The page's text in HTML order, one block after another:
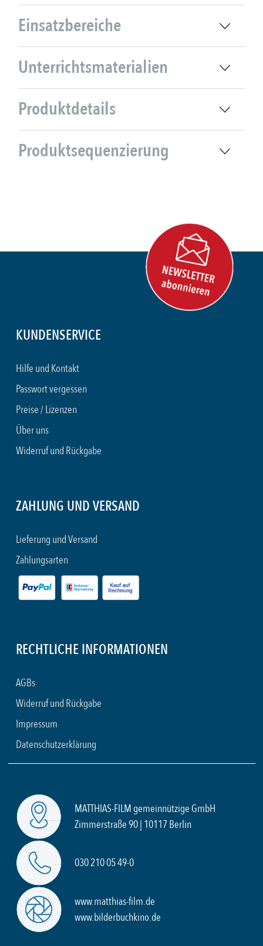
Einsatzbereiche
Unterrichtsmaterialien
Produktdetails
Produktsequenzierung
KUNDENSERVICE
Hilfe und Kontakt
Passwort vergessen
Preise / Lizenzen
Über uns
Widerruf und Rückgabe
ZAHLUNG UND VERSAND
Lieferung und Versand
Zahlungsarten
RECHTLICHE INFORMATIONEN
AGBs
Widerruf und Rückgabe
Impressum
Datenschutzerklärung
MATTHIAS-FILM gemeinnützige GmbH
Zimmerstraße 90 | 10117 Berlin
030 210 05 49-0
www.matthias-film.de
www.bilderbuchkino.de